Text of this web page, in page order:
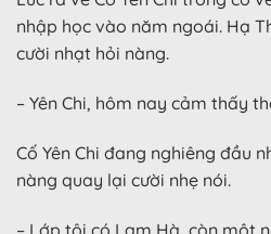
nhập học vào năm ngoái. Hạ
cười nhạt hỏi nàng.
– Yên Chi, hôm nay cảm thấy
Cố Yên Chi đang nghiêng đầu
nàng quay lại cười nhẹ nói.
– Lớp tôi có Lam Hà, còn một